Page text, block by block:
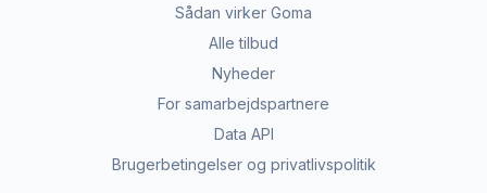
Sådan virker Goma
Alle tilbud
Nyheder
For samarbejdspartnere
Data API
Brugerbetingelser og privatlivspolitik